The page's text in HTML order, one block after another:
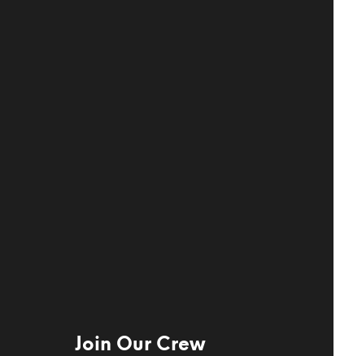
Join Our Crew